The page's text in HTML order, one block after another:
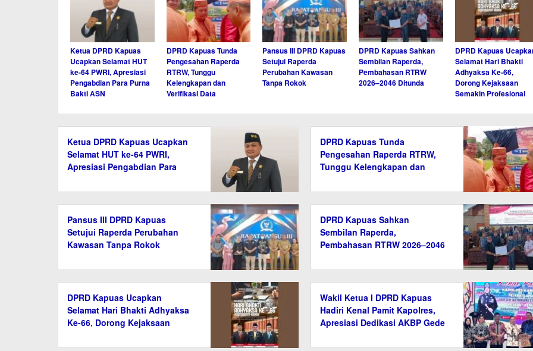
Ketua DPRD Kapuas
Ucapkan Selamat HUT
ke-64 PWRI, Apresiasi
Pengabdian Para Purna
Bakti ASN
DPRD Kapuas Tunda
Pengesahan Raperda
RTRW, Tunggu
Kelengkapan dan
Verifikasi Data
Pansus III DPRD Kapuas
Setujui Raperda
Perubahan Kawasan
Tanpa Rokok
DPRD Kapuas Sahkan
Sembilan Raperda,
Pembahasan RTRW
2026–2046 Ditunda
DPRD Kapuas
Selamat Hari Bhakti
Adhyaksa Ke-66,
Dorong Kejaksaan
Semakin Profesional
Ketua DPRD Kapuas Ucapkan
Selamat HUT ke-64 PWRI,
Apresiasi Pengabdian Para
DPRD Kapuas Tunda
Pengesahan Raperda RTRW,
Tunggu Kelengkapan dan
Pansus III DPRD Kapuas
Setujui Raperda Perubahan
Kawasan Tanpa Rokok
DPRD Kapuas Sahkan
Sembilan Raperda,
Pembahasan RTRW 2026–2046
DPRD Kapuas Ucapkan
Selamat Hari Bhakti Adhyaksa
Ke-66, Dorong Kejaksaan
Wakil Ketua I DPRD Kapuas
Hadiri Kenal Pamit Kapolres,
Apresiasi Dedikasi AKBP Gede